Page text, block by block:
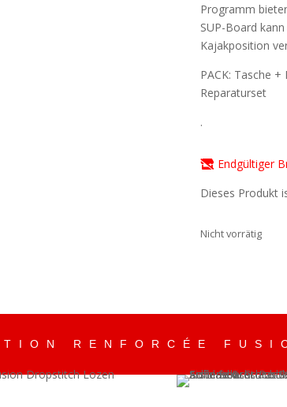
Programm
SUP-Board
Kajakposition
PACK: Tasche
Reparaturset
.
Endgültiger
Dieses Produkt
Nicht vorrätig
RENFORCÉE